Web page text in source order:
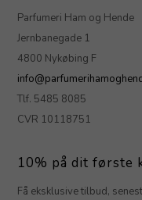
Parfumeri Ham og Hende
Jernbanegade 1
4800 Nykøbing F
Tlf. 5485 8085
CVR 10118751
10% på dit første
Få eksklusive tilbud,